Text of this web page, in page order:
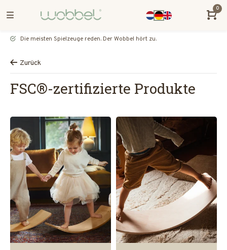
0
Die meisten Spielzeuge reden. Der Wobbel hört zu.
Zurück
FSC®-zertifizierte Produkte